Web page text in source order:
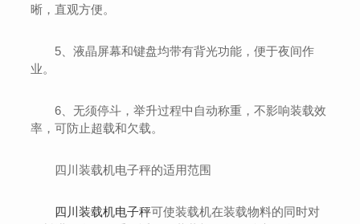
晰，直观方便。
5、液晶屏幕和键盘均带有背光功能，便于夜间作
业。
6、无须停斗，举升过程中自动称重，不影响装载效
率，可防止超载和欠载。
四川装载机电子秤的适用范围
四川装载机电子秤可使装载机在装载物料的同时对